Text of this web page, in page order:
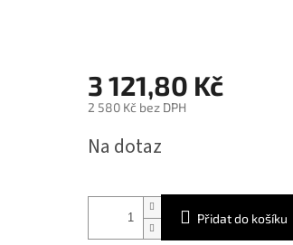
3 121,80 Kč
2 580 Kč bez DPH
cena:
Na dotaz
Přidat do košíku